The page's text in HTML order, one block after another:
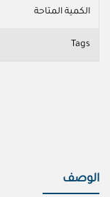
الكمية المتاحة
Tags
الوصف